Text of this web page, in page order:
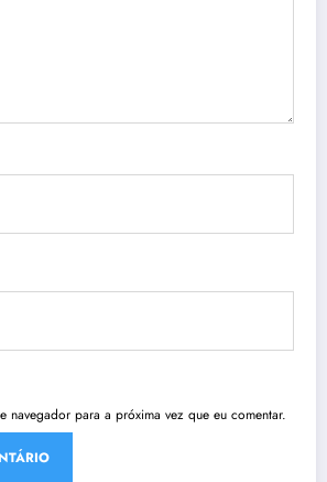
navegador para a próxima vez que eu comentar.